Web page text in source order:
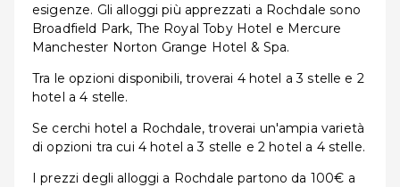
esigenze. Gli alloggi più apprezzati a Rochdale sono
Broadfield Park, The Royal Toby Hotel e Mercure
Manchester Norton Grange Hotel & Spa.
Tra le opzioni disponibili, troverai 4 hotel a 3 stelle e 2
hotel a 4 stelle.
Se cerchi hotel a Rochdale, troverai un'ampia varietà
di opzioni tra cui 4 hotel a 3 stelle e 2 hotel a 4 stelle.
I prezzi degli alloggi a Rochdale partono da 100€ a